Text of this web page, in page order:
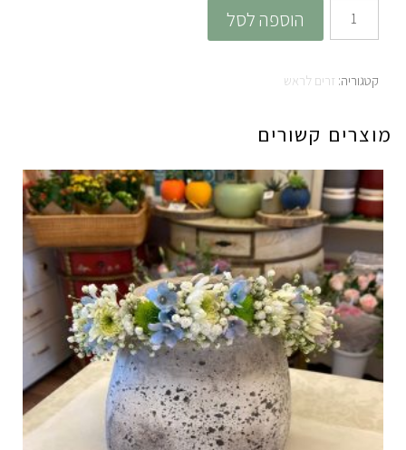
כמות
של
לראש
לבן
הוספה לסל
קטגוריה: זרים לראש
מוצרים קשורים